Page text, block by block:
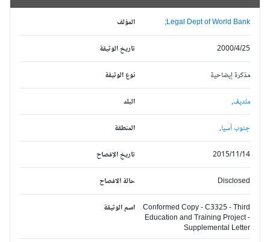
المؤلف Legal Dept of World Bank;
تاريخ الوثيقة 2000/4/25
نوع الوثيقة مذكرة إيضاحية
البلد ملديف,
المنطقة جنوب آسيا,
تاريخ الإفصاح 2015/11/14
حالة الافصاح Disclosed
اسم الوثيقة
Conformed Copy - C3325 - Third
Education and Training Project -
Supplemental Letter